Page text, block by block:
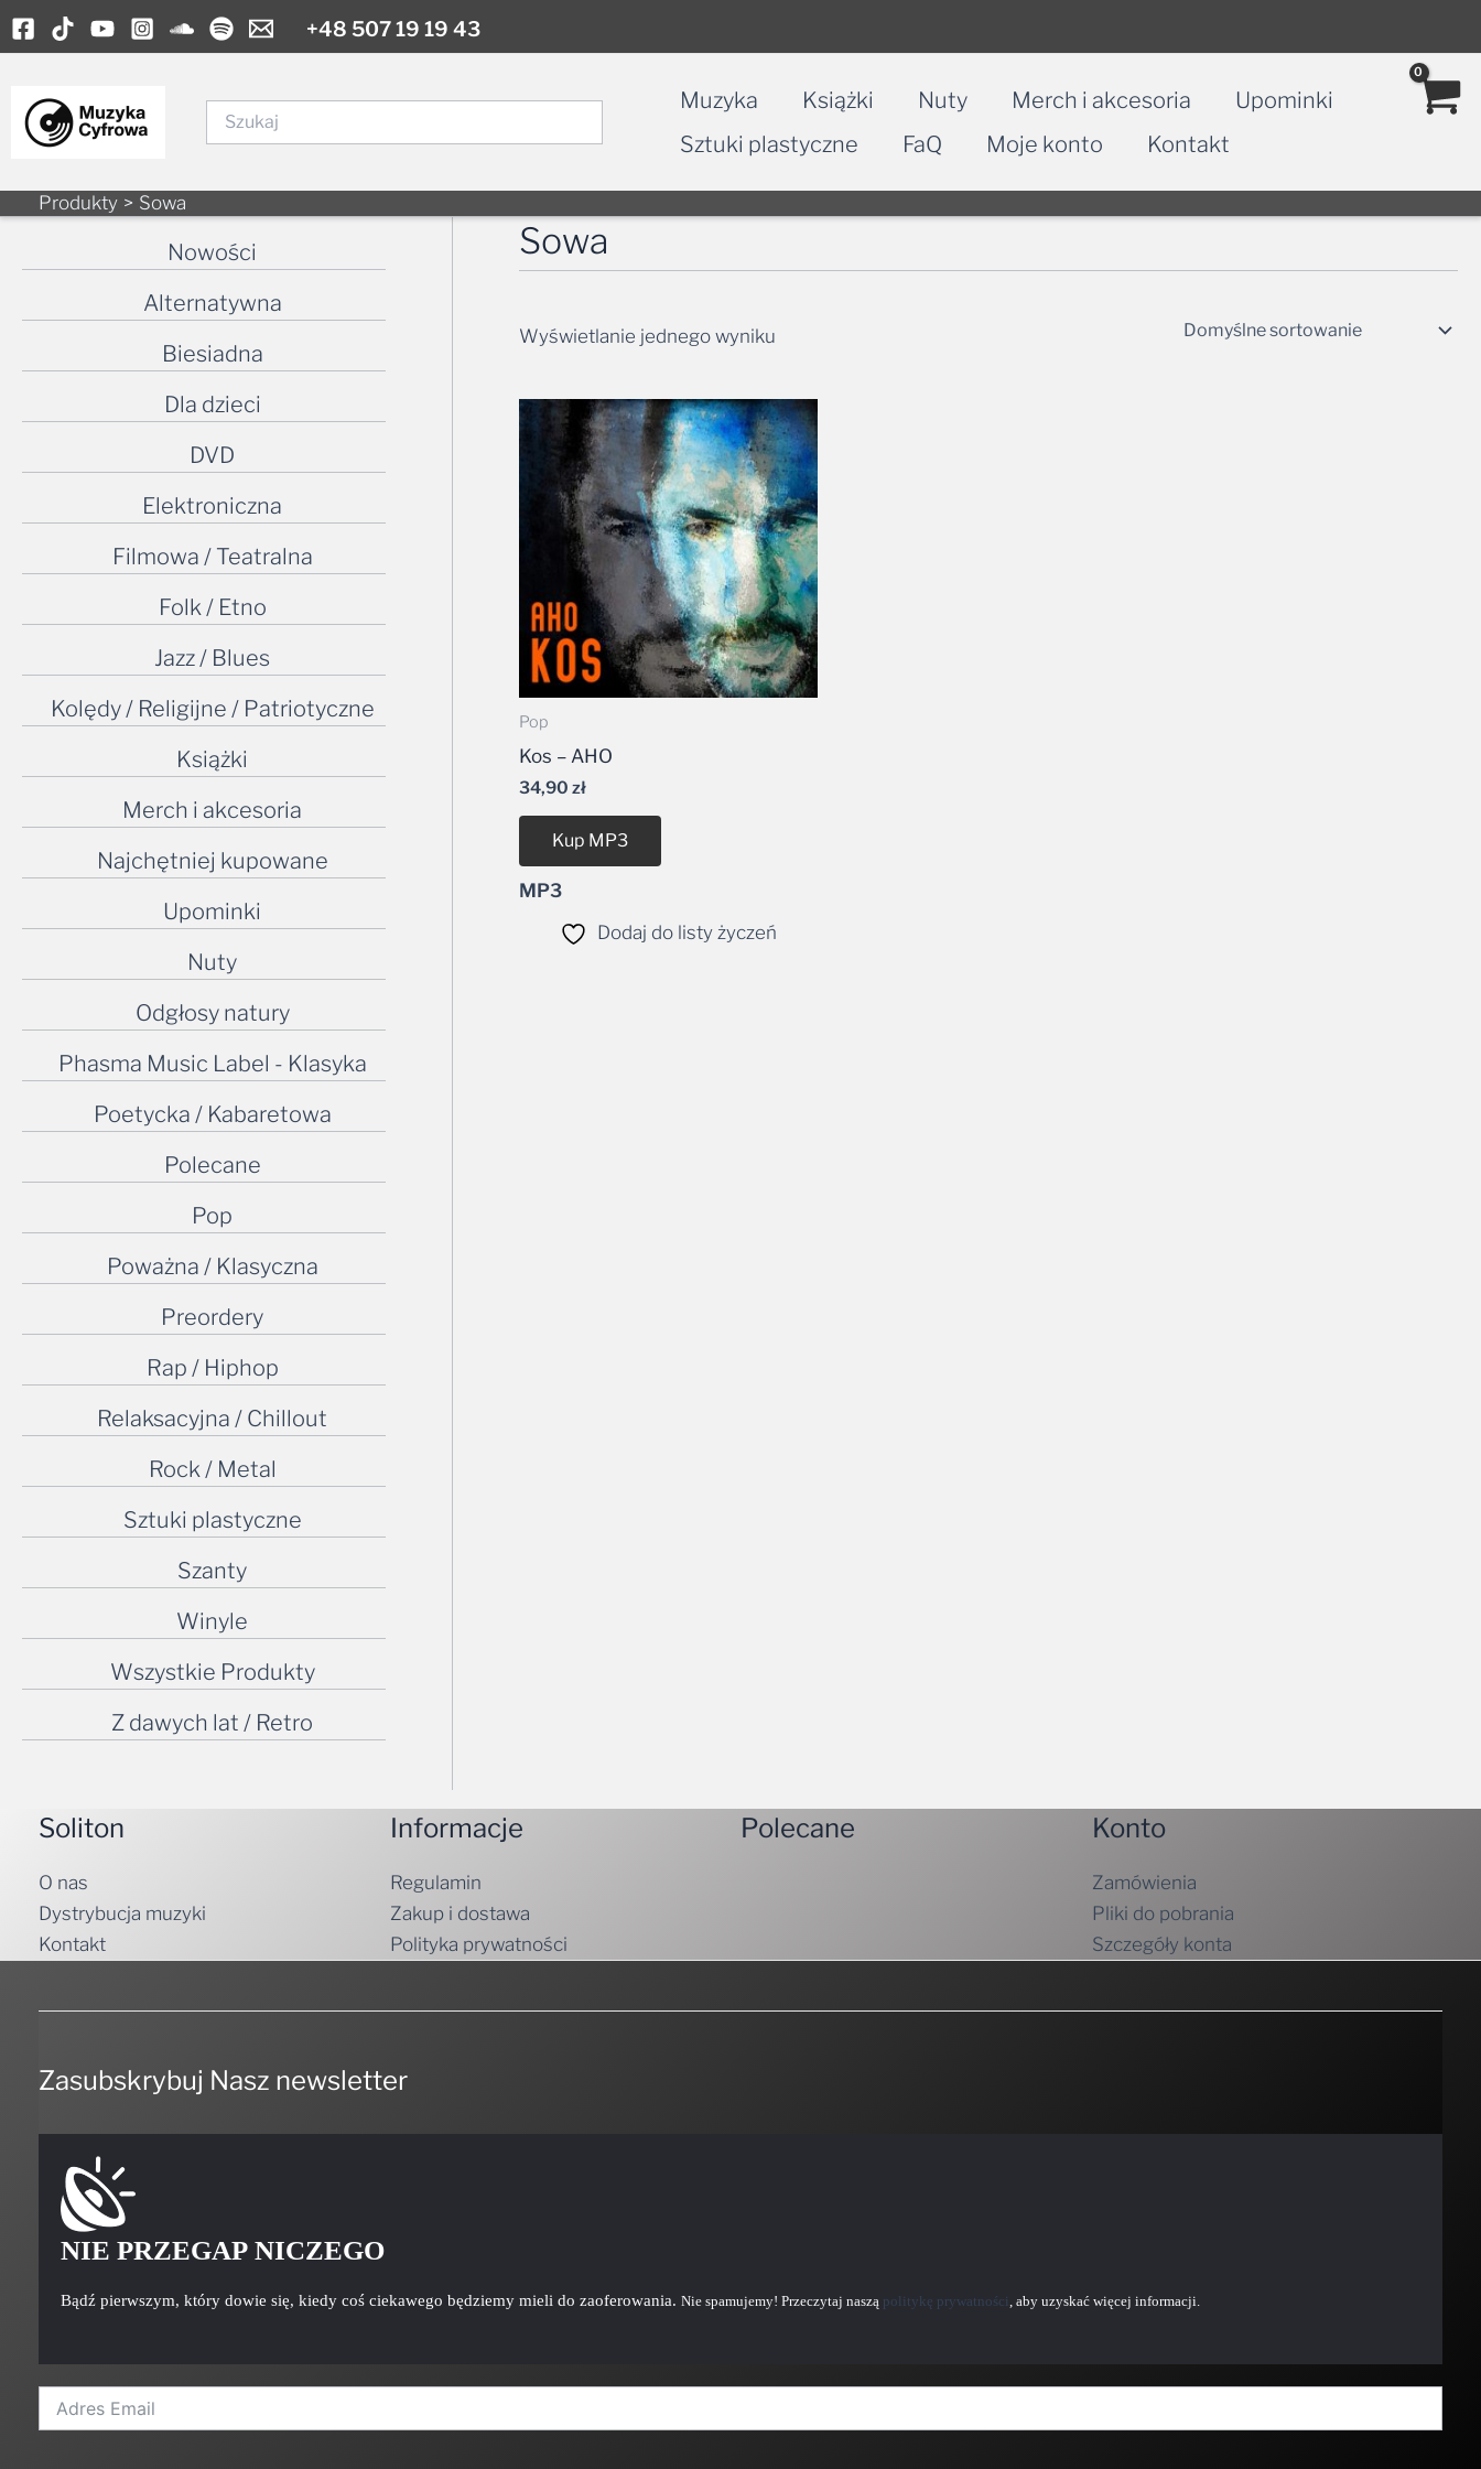
Skip
to
+48 507 19 19 43
Muzyka Książki Nuty Merch i akcesoria
Upominki
Sztuki plastyczne
FaQ Moje konto Kontakt
Produkty Sowa
Nowości
Alternatywna
Biesiadna
Dla dzieci
DVD
Elektroniczna
Filmowa / Teatralna
Folk / Etno
Jazz / Blues
Kolędy / Religijne / Patriotyczne
Książki
Merch i akcesoria
Najchętniej kupowane
Upominki
Nuty
Odgłosy natury
Phasma Music Label - Klasyka
Poetycka / Kabaretowa
Polecane
Pop
Poważna / Klasyczna
Preordery
Rap / Hiphop
Relaksacyjna / Chillout
Rock / Metal
Sztuki plastyczne
Szanty
Winyle
Wszystkie Produkty
Z dawych lat / Retro
Sowa
Wyświetlanie jednego wyniku
Pop
Kos – AHO
34,90zł
Kup MP3
MP3
Dodaj do listy życzeń
Soliton
O nas
Dystrybucja muzyki
Kontakt
Informacje
Regulamin
Zakup i dostawa
Polityka prywatności
Polecane Konto
Zamówienia
Pliki do pobrania
Szczegóły konta
Zasubskrybuj Nasz newsletter
NIE PRZEGAP NICZEGO
Bądź pierwszym, który dowie się, kiedy coś ciekawego będziemy mieli do zaoferowania. Nie spamujemy! Przeczytaj naszą politykę prywatności, aby uzyskać więcej informacji.